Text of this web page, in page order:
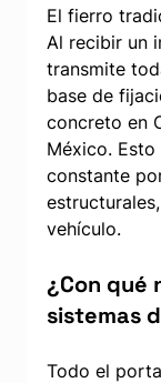
El fierro
Al recibir un
transmite
base de
concreto en
México.
constante
vehículo.
¿Con qué
sistemas
Todo el